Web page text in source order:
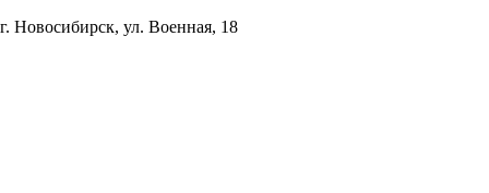
г. Новосибирск, ул. Военная, 18